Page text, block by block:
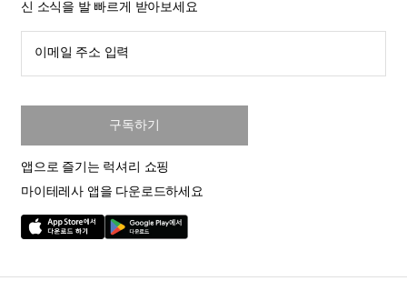
신 소식을 발 빠르게 받아보세요
이메일 주소 입력
구독하기
앱으로 즐기는 럭셔리 쇼핑
마이테레사 앱을 다운로드하세요